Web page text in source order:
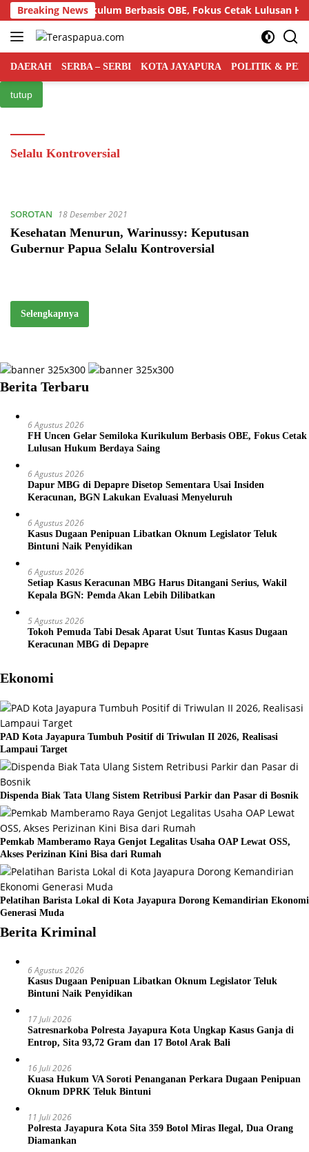
Langsung
ke
konten
Breaking News
Semiloka Kurikulum Berbasis OBE, Fokus Cetak Lulusan
DAERAH SERBA – SERBI KOTA JAYAPURA POLITIK &
tutup
Selalu Kontroversial
SOROTAN 18 Desember 2021
Kesehatan Menurun, Warinussy: Keputusan
Gubernur Papua Selalu Kontroversial
Selengkapnya
Berita Terbaru
6 Agustus 2026
FH Uncen Gelar Semiloka Kurikulum Berbasis OBE, Fokus Cetak
Lulusan Hukum Berdaya Saing
6 Agustus 2026
Dapur MBG di Depapre Disetop Sementara Usai Insiden
Keracunan, BGN Lakukan Evaluasi Menyeluruh
6 Agustus 2026
Kasus Dugaan Penipuan Libatkan Oknum Legislator Teluk
Bintuni Naik Penyidikan
6 Agustus 2026
Setiap Kasus Keracunan MBG Harus Ditangani Serius, Wakil
Kepala BGN: Pemda Akan Lebih Dilibatkan
5 Agustus 2026
Tokoh Pemuda Tabi Desak Aparat Usut Tuntas Kasus Dugaan
Keracunan MBG di Depapre
Ekonomi
PAD Kota Jayapura Tumbuh Positif di Triwulan II 2026, Realisasi
Lampaui Target
Dispenda Biak Tata Ulang Sistem Retribusi Parkir dan Pasar di Bosnik
Pemkab Mamberamo Raya Genjot Legalitas Usaha OAP Lewat OSS,
Akses Perizinan Kini Bisa dari Rumah
Pelatihan Barista Lokal di Kota Jayapura Dorong Kemandirian Ekonomi
Generasi Muda
Berita Kriminal
6 Agustus 2026
Kasus Dugaan Penipuan Libatkan Oknum Legislator Teluk
Bintuni Naik Penyidikan
17 Juli 2026
Satresnarkoba Polresta Jayapura Kota Ungkap Kasus Ganja di
Entrop, Sita 93,72 Gram dan 17 Botol Arak Bali
16 Juli 2026
Kuasa Hukum VA Soroti Penanganan Perkara Dugaan Penipuan
Oknum DPRK Teluk Bintuni
11 Juli 2026
Polresta Jayapura Kota Sita 359 Botol Miras Ilegal, Dua Orang
Diamankan